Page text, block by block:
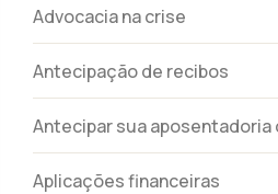
Advocacia na crise
Antecipação de recibos
Antecipar sua aposentadoria
Aplicações financeiras